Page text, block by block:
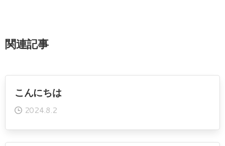
関連記事
こんにちは
2024.8.2